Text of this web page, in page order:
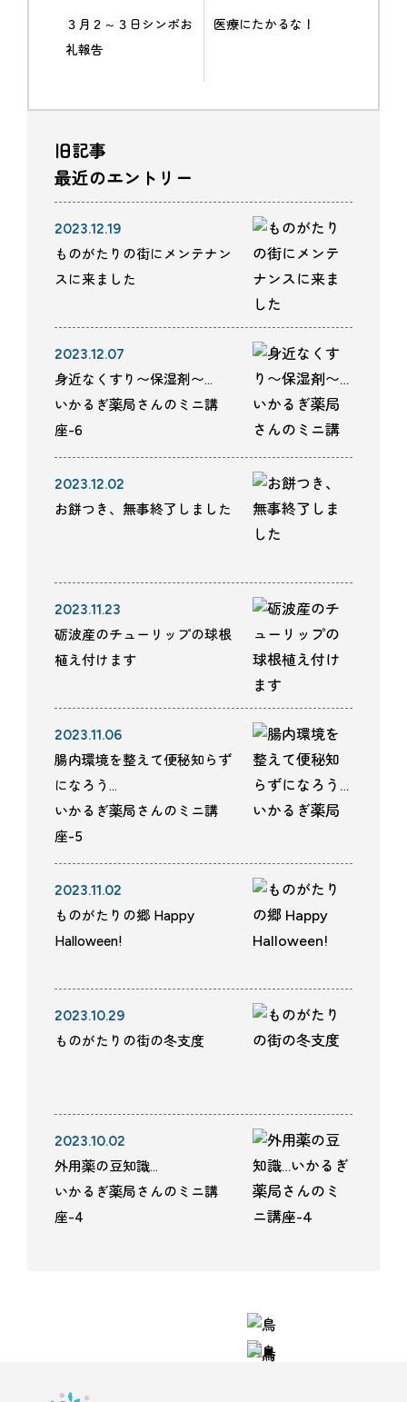
３月２～３日シンポお
礼報告
医療にたかるな！
旧記事
最近のエントリー
2023.12.19
ものがたりの街にメンテナン
スに来ました
2023.12.07
身近なくすり〜保湿剤〜…
いかるぎ薬局さんのミニ講
座-6
2023.12.02
お餅つき、無事終了しました
2023.11.23
砺波産のチューリップの球根
植え付けます
2023.11.06
腸内環境を整えて便秘知らず
になろう…
いかるぎ薬局さんのミニ講
座-5
2023.11.02
ものがたりの郷 Happy
Halloween!
2023.10.29
ものがたりの街の冬支度
2023.10.02
外用薬の豆知識…
いかるぎ薬局さんのミニ講
座-4